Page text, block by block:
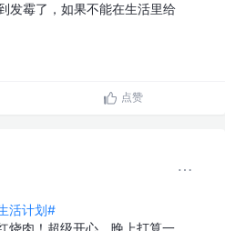
发霉了，如果不能在生活里给
点赞
活计划#
烧肉！超级开心，晚上打算一